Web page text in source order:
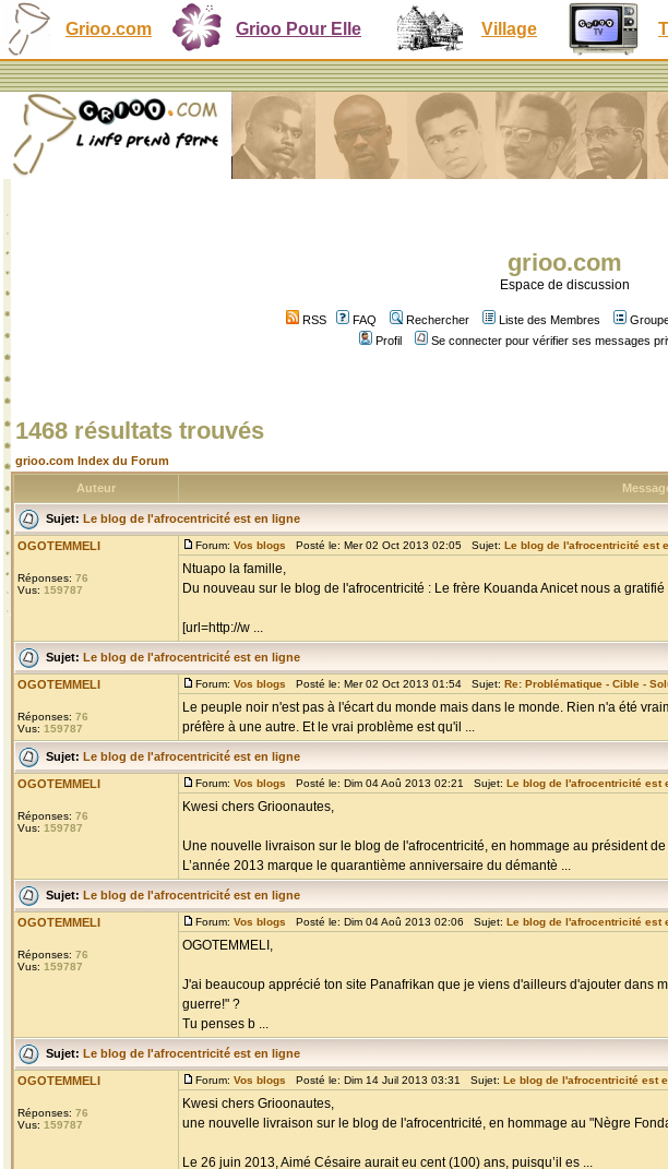
Grioo.com Grioo Pour Elle Village
grioo.com
Espace de discussion
RSS FAQ Rechercher Liste des Membres
Profil
Se connecter pour vérifier ses messages
1468 résultats trouvés
grioo.com Index du Forum
Auteur
Sujet: Le blog de l'afrocentricité est en ligne
OGOTEMMELI
Réponses: 76
Vus: 159787
Forum: Vos blogs Posté le: Mer 02 Oct 2013 02:05 Sujet: Le blog de l'afrocentricité est
Ntuapo la famille,
Du nouveau sur le blog de l'afrocentricité : Le frère Kouanda Anicet nous a
[url=http://w ...
Sujet: Le blog de l'afrocentricité est en ligne
OGOTEMMELI
Réponses: 76
Vus: 159787
Forum: Vos blogs Posté le: Mer 02 Oct 2013 01:54 Sujet: Re: Problématique - Cible -
Le peuple noir n'est pas à l'écart du monde mais dans le monde. Rien n'a été
préfère à une autre. Et le vrai problème est qu'il ...
Sujet: Le blog de l'afrocentricité est en ligne
OGOTEMMELI
Réponses: 76
Vus: 159787
Forum: Vos blogs Posté le: Dim 04 Aoû 2013 02:21 Sujet: Le blog de l'afrocentricité est
Kwesi chers Grioonautes,
Une nouvelle livraison sur le blog de l'afrocentricité, en hommage au président de
L’année 2013 marque le quarantième anniversaire du démantè ...
Sujet: Le blog de l'afrocentricité est en ligne
OGOTEMMELI
Réponses: 76
Vus: 159787
Forum: Vos blogs Posté le: Dim 04 Aoû 2013 02:06 Sujet: Le blog de l'afrocentricité est
OGOTEMMELI,
J'ai beaucoup apprécié ton site Panafrikan que je viens d'ailleurs d'ajouter dans
guerre!" ?
Tu penses b ...
Sujet: Le blog de l'afrocentricité est en ligne
OGOTEMMELI
Réponses: 76
Vus: 159787
Forum: Vos blogs Posté le: Dim 14 Juil 2013 03:31 Sujet: Le blog de l'afrocentricité est
Kwesi chers Grioonautes,
une nouvelle livraison sur le blog de l'afrocentricité, en hommage au "Nègre
Le 26 juin 2013, Aimé Césaire aurait eu cent (100) ans, puisqu’il es ...